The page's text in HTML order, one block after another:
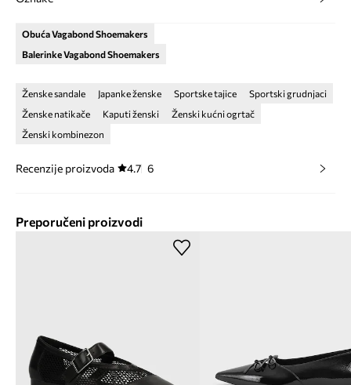
Obuća Vagabond Shoemakers
Balerinke Vagabond Shoemakers
Ženske sandale Japanke ženske Sportske tajice
Sportski grudnjaci
Ženske natikače
Kaputi ženski
Ženski kućni ogrtač
Ženski kombinezon
Recenzije proizvoda 4.7 6
Preporučeni proizvodi